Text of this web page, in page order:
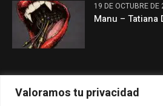
Valoramos tu privacidad
19 DE OCTUBRE DE
Manu – Tatiana
Categorías